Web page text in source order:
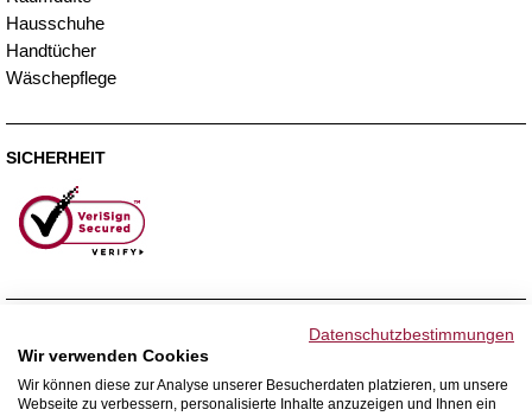
Hausschuhe
Handtücher
Wäschepflege
SICHERHEIT
Datenschutzbestimmungen
Wir verwenden Cookies
Wir können diese zur Analyse unserer Besucherdaten platzieren, um unsere
Webseite zu verbessern, personalisierte Inhalte anzuzeigen und Ihnen ein